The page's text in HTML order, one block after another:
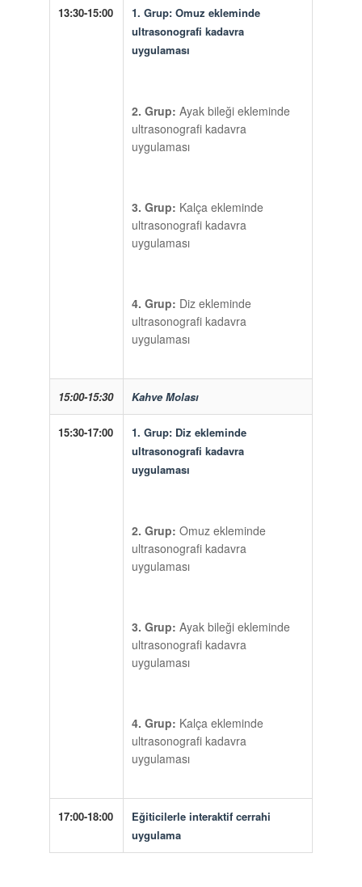
13:30-15:00 1. Grup:Omuz ekleminde
ultrasonografi kadavra
uygulaması
2. Grup: Ayak bileği ekleminde
ultrasonografi kadavra
uygulaması
3. Grup: Kalça ekleminde
ultrasonografi kadavra
uygulaması
4. Grup: Diz ekleminde
ultrasonografi kadavra
uygulaması
15:00-15:30 Kahve Molası
15:30-17:00 1. Grup:Diz ekleminde
ultrasonografi kadavra
uygulaması
2. Grup: Omuz ekleminde
ultrasonografi kadavra
uygulaması
3. Grup: Ayak bileği ekleminde
ultrasonografi kadavra
uygulaması
4. Grup: Kalça ekleminde
ultrasonografi kadavra
uygulaması
17:00-18:00
Eğiticilerle interaktif cerrahi
uygulama